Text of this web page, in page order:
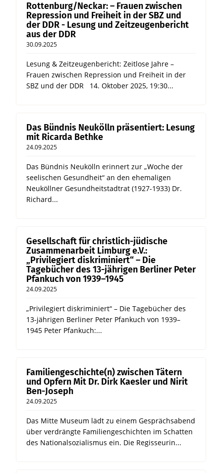
Rottenburg/Neckar: – Frauen zwischen
Repression und Freiheit in der SBZ und
der DDR - Lesung und Zeitzeugenbericht
aus der DDR
30.09.2025
Lesung & Zeitzeugenbericht: Zeitlose Jahre –
Frauen zwischen Repression und Freiheit in der
SBZ und der DDR 14. Oktober 2025, 19:30...
Das Bündnis Neukölln präsentiert: Lesung
mit Ricarda Bethke
24.09.2025
Das Bündnis Neukölln erinnert zur „Woche der
seelischen Gesundheit“ an den ehemaligen
Neuköllner Gesundheitstadtrat (1927-1933) Dr.
Richard...
Gesellschaft für christlich-jüdische
Zusammenarbeit Limburg e.V.:
„Privilegiert diskriminiert“ – Die
Tagebücher des 13-jährigen Berliner Peter
Pfankuch von 1939–1945
24.09.2025
„Privilegiert diskriminiert“ – Die Tagebücher des
13-jährigen Berliner Peter Pfankuch von 1939–
1945 Peter Pfankuch:...
Familiengeschichte(n) zwischen Tätern
und Opfern Mit Dr. Dirk Kaesler und Nirit
Ben-Joseph
24.09.2025
Das Mitte Museum lädt zu einem Gesprächsabend
über verdrängte Familiengeschichten im Schatten
des Nationalsozialismus ein. Die Regisseurin...